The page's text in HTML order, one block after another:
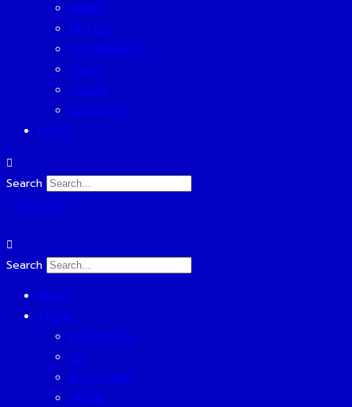
MONEY
MUTELU
SUSTAINABILITY
TECH
TRAVEL
WELLNESS
EVENT
Search
Subscribe
Search
HOME
TODAY
ECONOMICS
ESG
INVESTMENT
TREND